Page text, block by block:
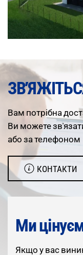
Вам потрібна
Ви можете
або за телефоном
КОНТАКТИ
Ми
Якщо у вас